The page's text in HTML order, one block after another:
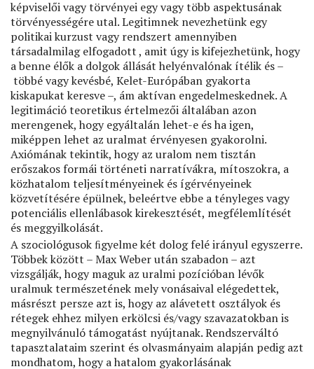
képviselői vagy törvényei egy vagy több aspektusának
törvényességére utal. Legitimnek nevezhetünk egy
politikai kurzust vagy rendszert amennyiben
társadalmilag elfogadott , amit úgy is kifejezhetünk, hogy
a benne élők a dolgok állását helyénvalónak ítélik és –
többé vagy kevésbé, Kelet-Európában gyakorta
kiskapukat keresve –, ám aktívan engedelmeskednek. A
legitimáció teoretikus értelmezői általában azon
merengenek, hogy egyáltalán lehet-e és ha igen,
miképpen lehet az uralmat érvényesen gyakorolni.
Axiómának tekintik, hogy az uralom nem tisztán
erőszakos formái történeti narratívákra, mítoszokra, a
közhatalom teljesítményeinek és ígérvényeinek
közvetítésére épülnek, beleértve ebbe a tényleges vagy
potenciális ellenlábasok kirekesztését, megfélemlítését
és meggyilkolását.
A szociológusok ﬁgyelme két dolog felé irányul egyszerre.
Többek között – Max Weber után szabadon – azt
vizsgálják, hogy maguk az uralmi pozícióban lévők
uralmuk természetének mely vonásaival elégedettek,
másrészt persze azt is, hogy az alávetett osztályok és
rétegek ehhez milyen erkölcsi és/vagy szavazatokban is
megnyilvánuló támogatást nyújtanak. Rendszerváltó
tapasztalataim szerint és olvasmányaim alapján pedig azt
mondhatom, hogy a hatalom gyakorlásának